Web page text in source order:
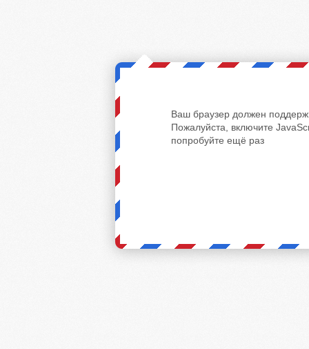
Ваш браузер должен
Пожалуйста, включите
попробуйте ещё раз